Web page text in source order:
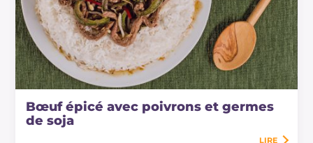
Bœuf épicé avec poivrons et germes
de soja
LIRE